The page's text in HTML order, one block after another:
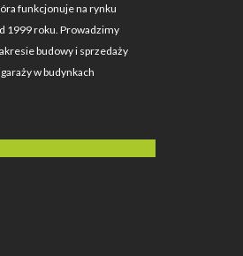
funkcjonuje na rynku
1999 roku. Prowadzimy
budowy i sprzedaży
w budynkach